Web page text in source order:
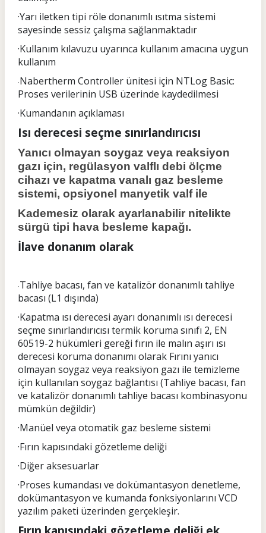
·Yarı iletken tipi röle donanımlı ısıtma sistemi
sayesinde sessiz çalışma sağlanmaktadır
·Kullanım kılavuzu uyarınca kullanım amacına uygun
kullanım
·Nabertherm Controller ünitesi için NTLog Basic:
Proses verilerinin USB üzerinde kaydedilmesi
·Kumandanın açıklaması
Isı derecesi seçme sınırlandırıcısı
Yanıcı olmayan soygaz veya reaksiyon
gazı için, regülasyon valflı debi ölçme
cihazı ve kapatma vanalı gaz besleme
sistemi, opsiyonel manyetik valf ile
Kademesiz olarak ayarlanabilir nitelikte
sürgü tipi hava besleme kapağı.
İlave donanım olarak
·Tahliye bacası, fan ve katalizör donanımlı tahliye
bacası (L1 dışında)
·Kapatma ısı derecesi ayarı donanımlı ısı derecesi
seçme sınırlandırıcısı termik koruma sınıfı 2, EN
60519-2 hükümleri gereği fırın ile malın aşırı ısı
derecesi koruma donanımı olarak Fırını yanıcı
olmayan soygaz veya reaksiyon gazı ile temizleme
için kullanılan soygaz bağlantısı (Tahliye bacası, fan
ve katalizör donanımlı tahliye bacası kombinasyonu
mümkün değildir)
·Manüel veya otomatik gaz besleme sistemi
·Fırın kapısındaki gözetleme deliği
·Diğer aksesuarlar
·Proses kumandası ve dokümantasyon denetleme,
dokümantasyon ve kumanda fonksiyonlarını VCD
yazılım paketi üzerinden gerçekleşir.